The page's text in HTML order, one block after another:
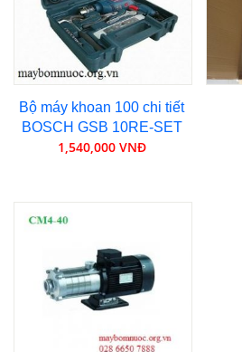
Bộ máy khoan 100 chi tiết
BOSCH GSB 10RE-SET
1,540,000 VNĐ